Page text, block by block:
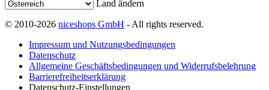
Land ändern
© 2010-2026 niceshops GmbH - All rights reserved.
Impressum und Nutzungsbedingungen
Datenschutz
Allgemeine Geschäftsbedingungen und Widerrufsbelehrung
Barrierefreiheitserklärung
Datenschutz-Einstellungen